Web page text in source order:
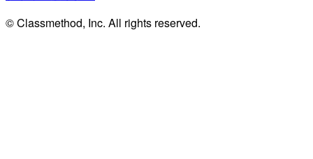
© Classmethod, Inc. All rights reserved.